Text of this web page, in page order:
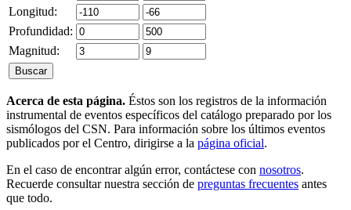
Longitud:
Profundidad:
Magnitud:
Acerca de esta página. Éstos son los registros de la información
instrumental de eventos específicos del catálogo preparado por los
sismólogos del CSN. Para información sobre los últimos eventos
publicados por el Centro, dirigirse a la página oficial.
En el caso de encontrar algún error, contáctese con nosotros.
Recuerde consultar nuestra sección de preguntas frecuentes antes
que todo.